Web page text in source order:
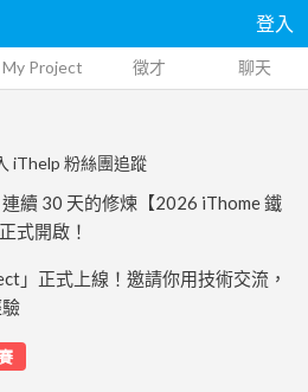
登入
My Project 徵才 聊天
iThelp 粉絲團追蹤
續 30 天的修煉【2026 iThome 鐵
式開啟！
」正式上線！邀請你用技術交流，